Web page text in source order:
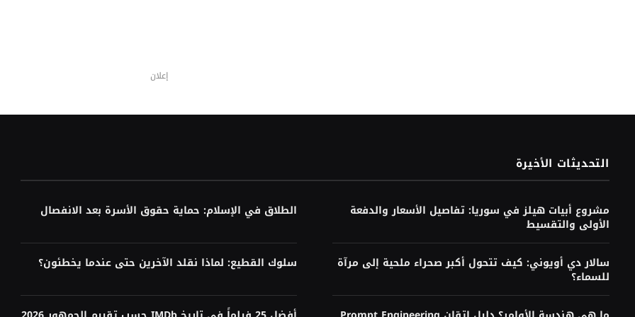
إعلان
التحديثات الأخيرة
مشروع أبيات هيلز في سوريا: تفاصيل الأسعار والدفعة
الأولى والتقسيط
الطلاق في الإسلام: حماية حقوق الأسرة بعد الانفصال
سالار دي أويوني: كيف تتحول أكبر صحراء ملحية إلى مرآة
للسماء؟
سلوك القطيع: لماذا نقلد الآخرين حتى عندما يخطئون؟